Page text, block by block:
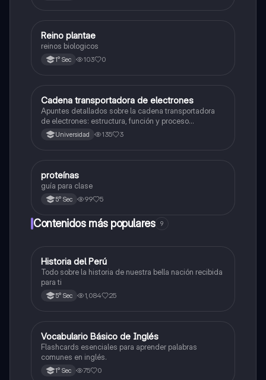
RCiencia y Tecnología
Reino plantae
reinos biologicos
1° Sec 103 0
Ciencia y Tecnología
Cadena transportadora de electrones
Apuntes detallados sobre la cadena transportadora
de electrones: estructura, función y proceso
bioquímico en la producción de ATP. Incluye
esquemas y explicaciones sobre los complejos
Universidad 135 3
Biología
proteínas
guía para clase
5° Sec 99 5
Contenidos más populares 9
Ciencias Sociales
Historia del Perú
Todo sobre la historia de nuestra bella nación recibida
para ti
5° Sec 1,084 25
VInglés
Vocabulario Básico de Inglés
Flashcards esenciales para aprender palabras
comunes en inglés.
1° Sec 75 0